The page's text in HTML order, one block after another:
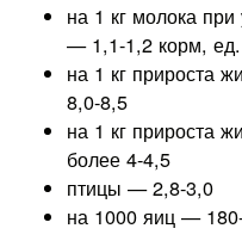
на 1 кг молока
— 1,1-1,2 корм, ед.
на 1 кг прироста
8,0-8,5
на 1 кг при­роста
более 4-4,5
птицы — 2,8-3,0
на 1000 яиц —